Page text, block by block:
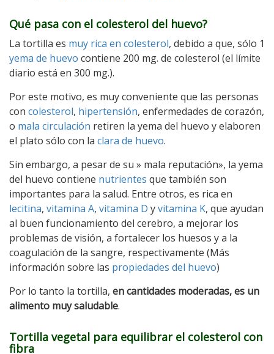
Qué pasa con el colesterol del huevo?
La tortilla es muy rica en colesterol, debido a que, sólo 1
yema de huevo contiene 200 mg. de colesterol (el límite
diario está en 300 mg.).
Por este motivo, es muy conveniente que las personas
con colesterol, hipertensión, enfermedades de corazón,
o mala circulación retiren la yema del huevo y elaboren
el plato sólo con la clara de huevo.
Sin embargo, a pesar de su » mala reputación», la yema
del huevo contiene nutrientes que también son
importantes para la salud. Entre otros, es rica en
lecitina, vitamina A, vitamina D yvitamina K, que ayudan
al buen funcionamiento del cerebro, a mejorar los
problemas de visión, a fortalecer los huesos y a la
coagulación de la sangre, respectivamente (Más
información sobre las propiedades del huevo)
Por lo tanto la tortilla, en cantidades moderadas, es un
alimento muy saludable.
Tortilla vegetal para equilibrar el colesterol con
fibra